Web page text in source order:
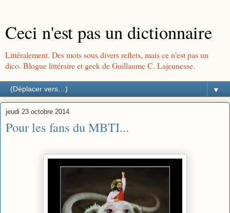
Ceci n'est pas un dictionnaire
Littéralement. Des mots sous divers reflets, mais ce n'est pas un
dico. Blogue littéraire et geek de Guillaume C. Lajeunesse.
▼
jeudi 23 octobre 2014
Pour les fans du MBTI...